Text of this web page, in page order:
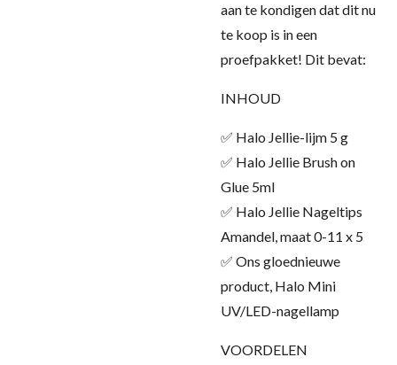
aan te kondigen dat dit nu
te koop is in een
proefpakket! Dit bevat:
INHOUD
✅ Halo Jellie-lijm 5 g
✅ Halo Jellie Brush on
Glue 5ml
✅ Halo Jellie Nageltips
Amandel, maat 0-11 x 5
✅ Ons gloednieuwe
product, Halo Mini
UV/LED-nagellamp
VOORDELEN